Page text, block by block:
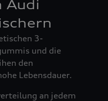
Audi
3-
und die
den
Lebensdauer.
an jedem